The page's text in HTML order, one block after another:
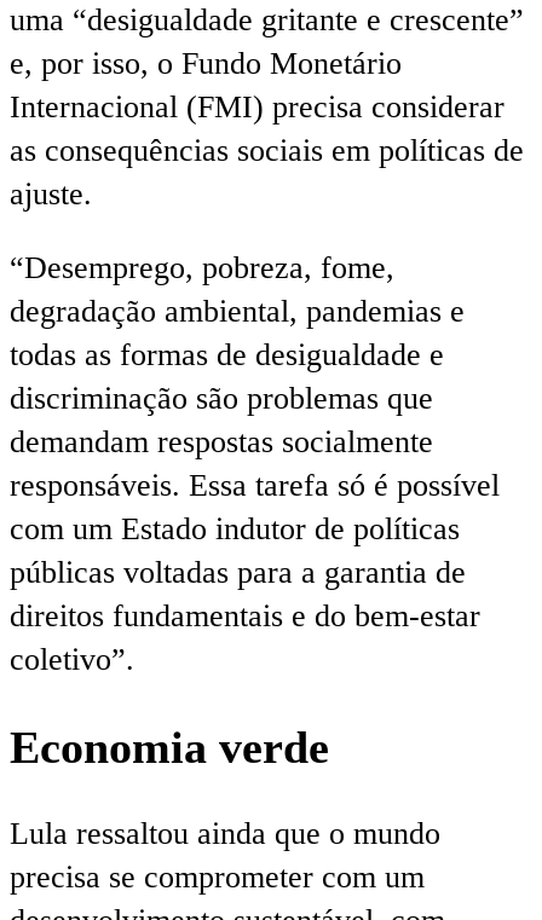
uma “desigualdade gritante e crescente”
e, por isso, o Fundo Monetário
Internacional (FMI) precisa considerar
as consequências sociais em políticas de
ajuste.
“Desemprego, pobreza, fome,
degradação ambiental, pandemias e
todas as formas de desigualdade e
discriminação são problemas que
demandam respostas socialmente
responsáveis. Essa tarefa só é possível
com um Estado indutor de políticas
públicas voltadas para a garantia de
direitos fundamentais e do bem-estar
coletivo”.
Economia verde
Lula ressaltou ainda que o mundo
precisa se comprometer com um